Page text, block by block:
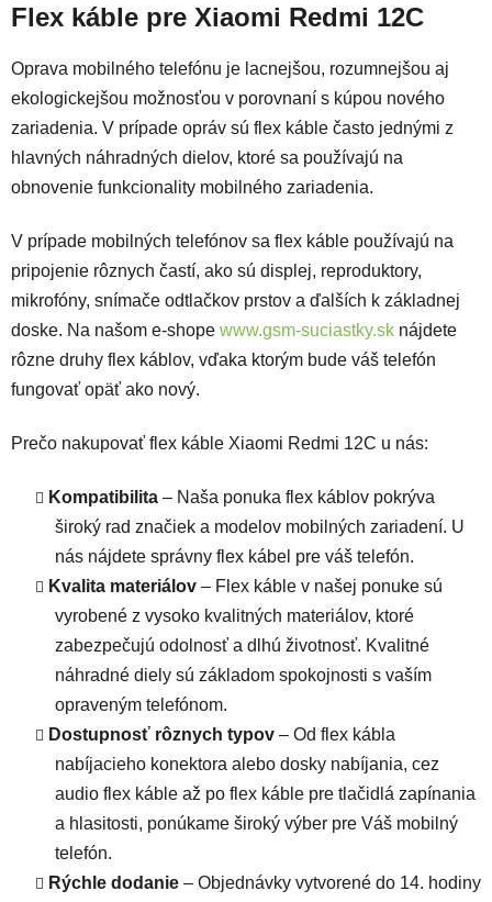
Flex káble pre Xiaomi Redmi 12C
Oprava mobilného telefónu je lacnejšou, rozumnejšou aj
ekologickejšou možnosťou v porovnaní s kúpou nového
zariadenia. V prípade opráv sú flex káble často jednými z
hlavných náhradných dielov, ktoré sa používajú na
obnovenie funkcionality mobilného zariadenia.
V prípade mobilných telefónov sa flex káble používajú na
pripojenie rôznych častí, ako sú displej, reproduktory,
mikrofóny, snímače odtlačkov prstov a ďalších k základnej
doske. Na našom e-shope www.gsm-suciastky.sk nájdete
rôzne druhy flex káblov, vďaka ktorým bude váš telefón
fungovať opäť ako nový.
Prečo nakupovať flex káble Xiaomi Redmi 12C u nás:
Kompatibilita – Naša ponuka flex káblov pokrýva
široký rad značiek a modelov mobilných zariadení. U
nás nájdete správny flex kábel pre váš telefón.
Kvalita materiálov – Flex káble v našej ponuke sú
vyrobené z vysoko kvalitných materiálov, ktoré
zabezpečujú odolnosť a dlhú životnosť. Kvalitné
náhradné diely sú základom spokojnosti s vaším
opraveným telefónom.
Dostupnosť rôznych typov – Od flex kábla
nabíjacieho konektora alebo dosky nabíjania, cez
audio flex káble až po flex káble pre tlačidlá zapínania
a hlasitosti, ponúkame široký výber pre Váš mobilný
telefón.
Rýchle dodanie – Objednávky vytvorené do 14. hodiny